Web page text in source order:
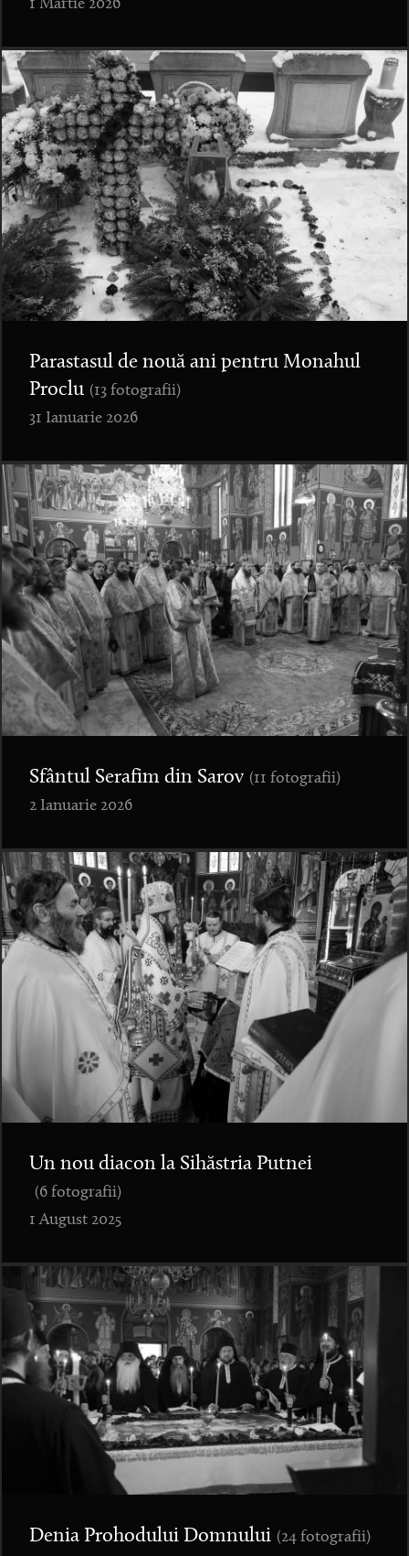
1 Martie 2026
Parastasul de nouă ani pentru Monahul
Proclu (13 fotografii)
31 Ianuarie 2026
Sfântul Serafim din Sarov (11 fotografii)
2 Ianuarie 2026
Un nou diacon la Sihăstria Putnei
(6 fotografii)
1 August 2025
Denia Prohodului Domnului (24 fotografii)